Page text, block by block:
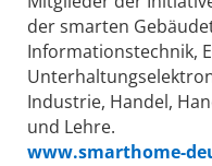
der smarten
Informationstechnik,
Industrie, Handel,
und Lehre.
www.smarthome-